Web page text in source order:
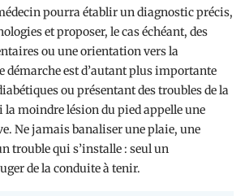
pourra établir un diagnostic précis,
et proposer, le cas échéant, des
ou une orientation vers la
démarche est d’autant plus importante
ou présentant des troubles de la
moindre lésion du pied appelle une
Ne jamais banaliser une plaie, une
trouble qui s’installe : seul un
de la conduite à tenir.